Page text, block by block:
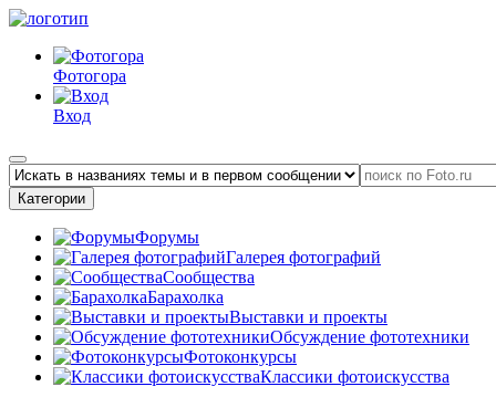
Фотогора
Вход
Категории
Форумы
Галерея фотографий
Сообщества
Барахолка
Выставки и проекты
Обсуждение фототехники
Фотоконкурсы
Классики фотоискусства